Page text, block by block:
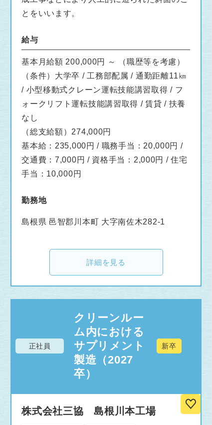
とをいいます。
給与
基本月給額 200,000円 ～ （職歴等を考慮）
（条件）大学卒 / 工務部配属 / 通勤距離11㎞
/ 小型移動式クレーン運転技能講習取得 / フ
ォークリフト運転技能講習取得 / 賃貸 / 扶養
なし
（総支給額）274,000円
基本給：235,000円 / 職務手当：20,000円 /
交通費：7,000円 / 資格手当：2,000円 / 住宅
手当：10,000円
勤務地
島根県 邑智郡川本町 大字南佐木282-1
詳細を見る
正社員
クリーンルー
ム内における
サプリメント
製造（2027
卒）
新卒
株式会社三協 島根川本工場